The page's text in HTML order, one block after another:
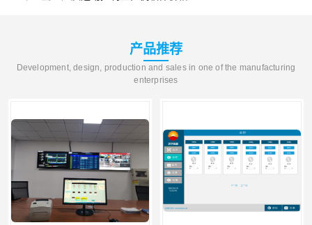
产品推荐
Development, design, production and sales in one of the manufacturing
enterprises